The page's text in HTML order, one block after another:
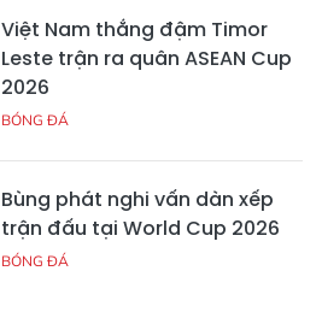
Việt Nam thắng đậm Timor
Leste trận ra quân ASEAN Cup
2026
BÓNG ĐÁ
Bùng phát nghi vấn dàn xếp
trận đấu tại World Cup 2026
BÓNG ĐÁ